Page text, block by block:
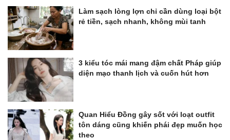
Làm sạch lòng lợn chỉ cần dùng loại bột
rẻ tiền, sạch nhanh, không mùi tanh
3 kiểu tóc mái mang đậm chất Pháp giúp
diện mạo thanh lịch và cuốn hút hơn
Quan Hiểu Đồng gây sốt với loạt outfit
tôn dáng cũng khiến phái đẹp muốn học
theo